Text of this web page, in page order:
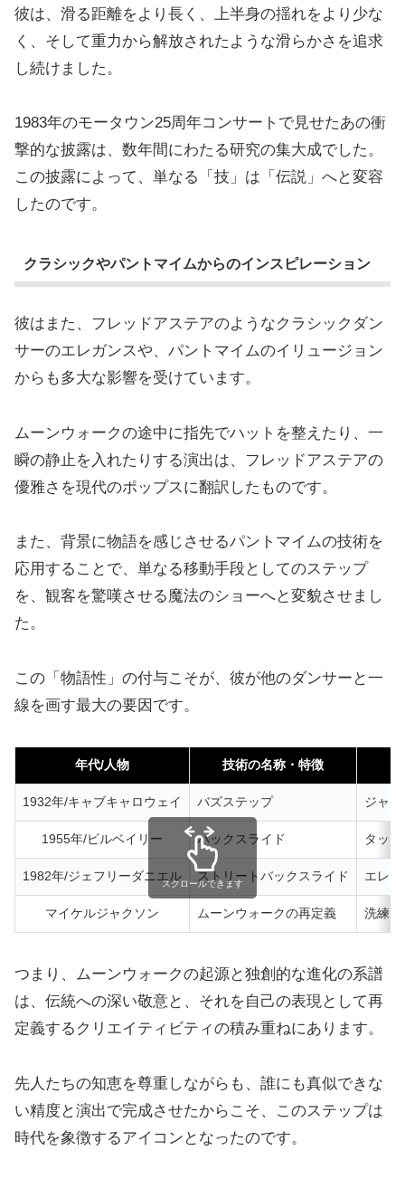
彼は、滑る距離をより長く、上半身の揺れをより少な
く、そして重力から解放されたような滑らかさを追求
し続けました。
1983年のモータウン25周年コンサートで見せたあの衝
撃的な披露は、数年間にわたる研究の集大成でした。
この披露によって、単なる「技」は「伝説」へと変容
したのです。
クラシックやパントマイムからのインスピレーション
彼はまた、フレッドアステアのようなクラシックダン
サーのエレガンスや、パントマイムのイリュージョン
からも多大な影響を受けています。
ムーンウォークの途中に指先でハットを整えたり、一
瞬の静止を入れたりする演出は、フレッドアステアの
優雅さを現代のポップスに翻訳したものです。
また、背景に物語を感じさせるパントマイムの技術を
応用することで、単なる移動手段としてのステップ
を、観客を驚嘆させる魔法のショーへと変貌させまし
た。
この「物語性」の付与こそが、彼が他のダンサーと一
線を画す最大の要因です。
年代/人物 技術の名称・特徴
1932年/キャブキャロウェイ バズステップ ジャ
1955年/ビルベイリー バックスライド タッ
1982年/ジェフリーダニエル ストリートバックスライド エレ
マイケルジャクソン ムーンウォークの再定義 洗練
スクロールできます
つまり、ムーンウォークの起源と独創的な進化の系譜
は、伝統への深い敬意と、それを自己の表現として再
定義するクリエイティビティの積み重ねにあります。
先人たちの知恵を尊重しながらも、誰にも真似できな
い精度と演出で完成させたからこそ、このステップは
時代を象徴するアイコンとなったのです。